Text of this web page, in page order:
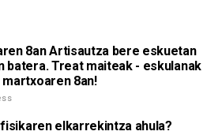
8an Artisautza bere eskuetan
batera. Treat maiteak - eskulanak
8an!
elkarrekintza ahula?